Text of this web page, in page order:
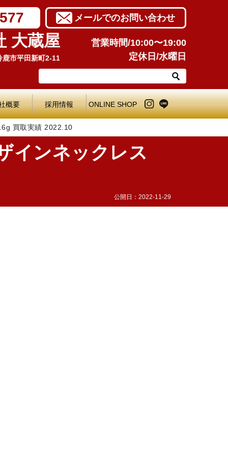
メールでのお問い合わせ
大蔵屋
市平田新町2-11
営業時間/10:00〜19:00
定休日/水曜日
概要 採用情報 ONLINE SHOP
買取実績 2022.10
インネックレス
公開日： 2022-11-29